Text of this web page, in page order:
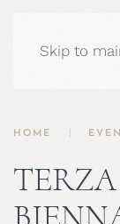
Skip to
HOME